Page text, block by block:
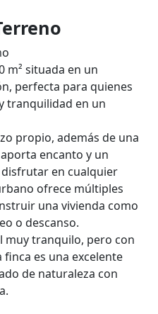
m² situada en un
perfecta para quienes
tranquilidad en un
propio, además de una
encanto y un
en cualquier
ofrece múltiples
una vivienda como
o descanso.
muy tranquilo, pero con
finca es una excelente
de naturaleza con